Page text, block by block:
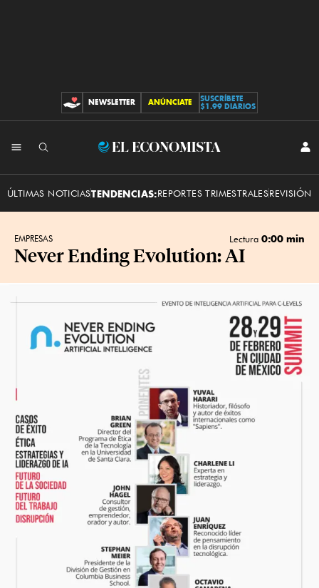
CONTRIBUCIONES
NEWSLETTER ANÚNCIATE
SUSCRÍBETE
$1.99 DIARIOS
El
ÚLTIMAS NOTICIASTENDENCIAS:REPORTES TRIMESTRALESREVISIÓN
EMPRESAS Lectura 0:00 min
Never Ending Evolution: AI